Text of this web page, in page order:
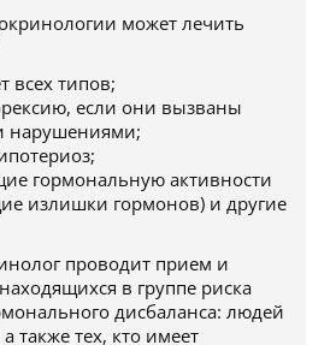
может лечить
всех типов;
если они вызваны
нарушениями;
гормональную активности
излишки гормонов) и другие
проводит прием и
в группе риска
дисбаланса: людей
также тех, кто имеет